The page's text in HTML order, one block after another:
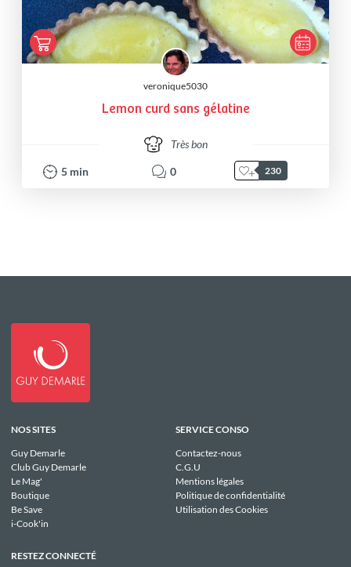
veronique5030
Lemon curd sans gélatine
Très bon
5 min 0 230
NOS SITES
Guy Demarle
Club Guy Demarle
Le Mag'
Boutique
Be Save
i-Cook'in
SERVICE CONSO
Contactez-nous
C.G.U
Mentions légales
Politique de confidentialité
Utilisation des Cookies
RESTEZ CONNECTÉ